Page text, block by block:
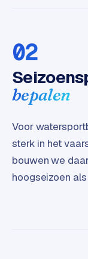
F
i
t
e
n
w
i
02
bepalen
Voor
sterk in het
bouwen we
hoogseizoen